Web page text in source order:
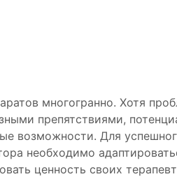
многогранно. Хотя
препятствиями,
возможности. Для
необходимо
ценность своих